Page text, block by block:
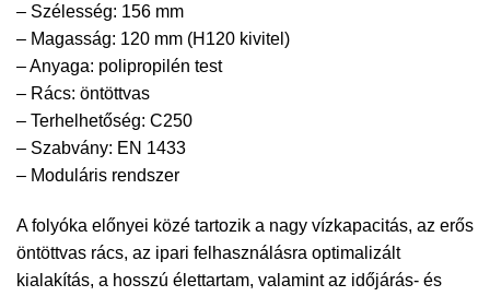
– Szélesség: 156 mm
– Magasság: 120 mm (H120 kivitel)
– Anyaga: polipropilén test
– Rács: öntöttvas
– Terhelhetőség: C250
– Szabvány: EN 1433
– Moduláris rendszer
A folyóka előnyei közé tartozik a nagy vízkapacitás, az erős
öntöttvas rács, az ipari felhasználásra optimalizált
kialakítás, a hosszú élettartam, valamint az időjárás- és